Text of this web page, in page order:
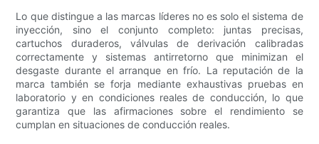
Lo que distingue a las marcas líderes no es solo el sistema de
inyección, sino el conjunto completo: juntas precisas,
cartuchos duraderos, válvulas de derivación calibradas
correctamente y sistemas antirretorno que minimizan el
desgaste durante el arranque en frío. La reputación de la
marca también se forja mediante exhaustivas pruebas en
laboratorio y en condiciones reales de conducción, lo que
garantiza que las afirmaciones sobre el rendimiento se
cumplan en situaciones de conducción reales.